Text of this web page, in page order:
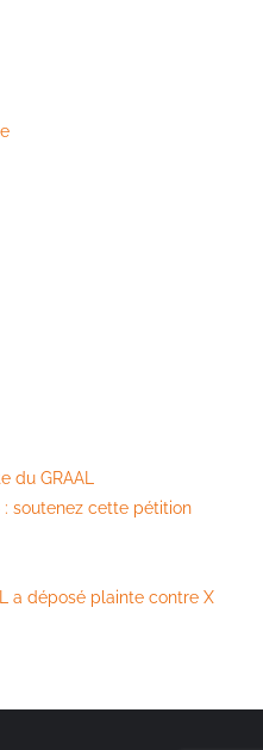
GRAAL
soutenez cette pétition​
a déposé plainte contre X